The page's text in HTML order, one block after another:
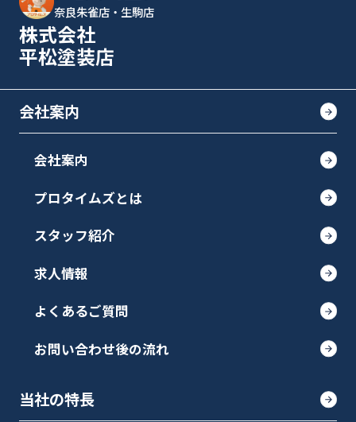
奈良朱雀店・生駒店
株式会社
平松塗装店
会社案内
会社案内
プロタイムズとは
スタッフ紹介
求人情報
よくあるご質問
お問い合わせ後の流れ
当社の特長